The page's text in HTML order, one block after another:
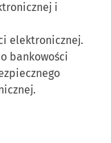
i
elektronicznej.
bankowości